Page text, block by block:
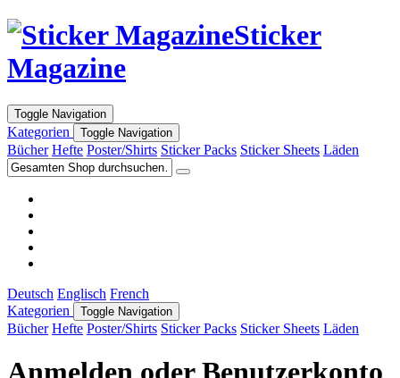
Sticker
Magazine
Toggle Navigation
Kategorien Toggle Navigation
Bücher Hefte Poster/Shirts Sticker Packs Sticker Sheets Läden
Deutsch Englisch French
Kategorien
Toggle Navigation
Bücher Hefte Poster/Shirts Sticker Packs Sticker Sheets Läden